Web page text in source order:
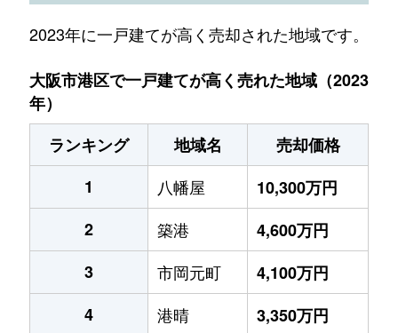
2023年に一戸建てが高く売却された地域です。
大阪市港区で一戸建てが高く売れた地域（2023
年）
ランキング
地域名
売却価格
1
八幡屋
10,300万円
2
築港
4,600万円
3
市岡元町
4,100万円
4
港晴
3,350万円